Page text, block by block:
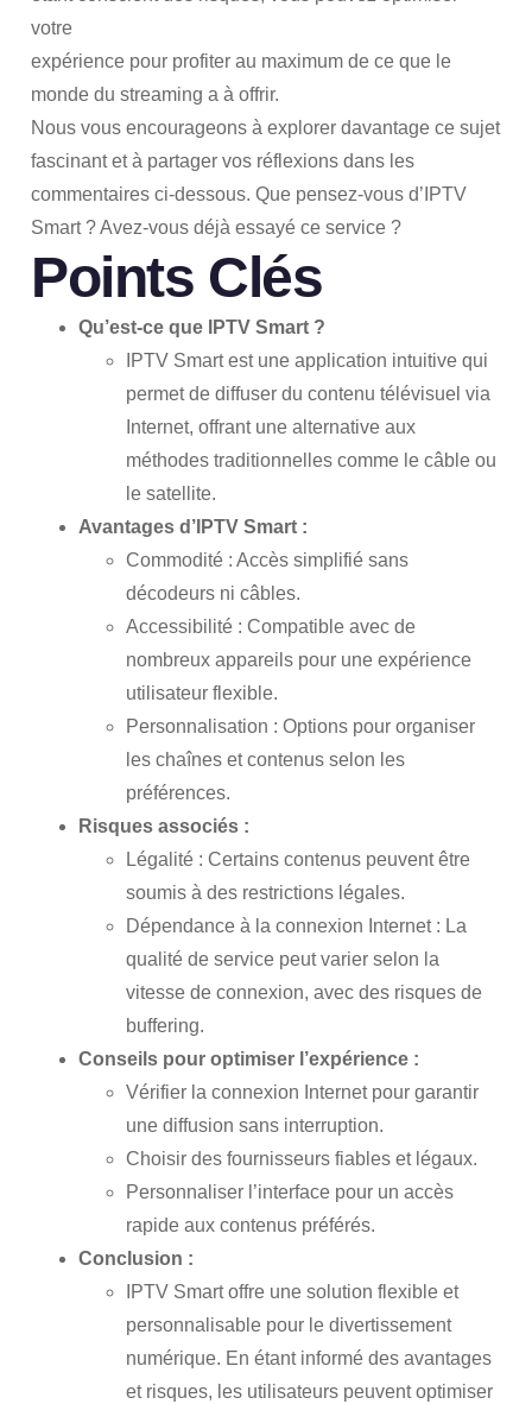
votre
expérience pour profiter au maximum de ce que le
monde du streaming a à offrir.
Nous vous encourageons à explorer davantage ce sujet
fascinant et à partager vos réflexions dans les
commentaires ci-dessous. Que pensez-vous d’IPTV
Smart ? Avez-vous déjà essayé ce service ?
Points Clés
Qu’est-ce que IPTV Smart ?
IPTV Smart est une application intuitive qui
permet de diffuser du contenu télévisuel via
Internet, offrant une alternative aux
méthodes traditionnelles comme le câble ou
le satellite.
Avantages d’IPTV Smart :
Commodité : Accès simplifié sans
décodeurs ni câbles.
Accessibilité : Compatible avec de
nombreux appareils pour une expérience
utilisateur flexible.
Personnalisation : Options pour organiser
les chaînes et contenus selon les
préférences.
Risques associés :
Légalité : Certains contenus peuvent être
soumis à des restrictions légales.
Dépendance à la connexion Internet : La
qualité de service peut varier selon la
vitesse de connexion, avec des risques de
buffering.
Conseils pour optimiser l’expérience :
Vérifier la connexion Internet pour garantir
une diffusion sans interruption.
Choisir des fournisseurs fiables et légaux.
Personnaliser l’interface pour un accès
rapide aux contenus préférés.
Conclusion :
IPTV Smart offre une solution flexible et
personnalisable pour le divertissement
numérique. En étant informé des avantages
et risques, les utilisateurs peuvent optimiser